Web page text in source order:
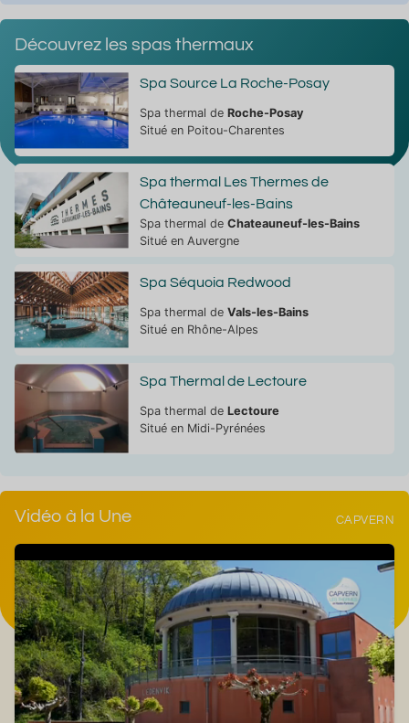
Découvrez les spas thermaux
Spa Source La Roche-Posay
Spa thermal de Roche-Posay
Situé en Poitou-Charentes
Spa thermal Les Thermes de
Châteauneuf-les-Bains
Spa thermal de Chateauneuf-les-Bains
Situé en Auvergne
Spa Séquoia Redwood
Spa thermal de Vals-les-Bains
Situé en Rhône-Alpes
Spa Thermal de Lectoure
Spa thermal de Lectoure
Situé en Midi-Pyrénées
Vidéo à la Une CAPVERN